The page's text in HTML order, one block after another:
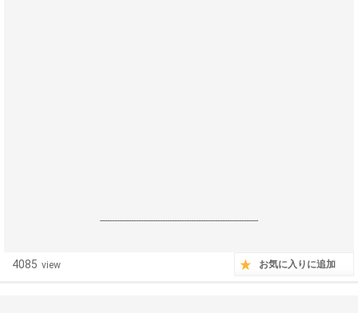
------------------------------------------------------------------
4085 view お気に入りに追加